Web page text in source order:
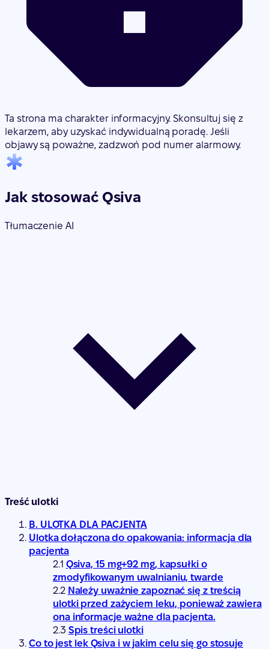
Ta strona ma charakter informacyjny. Skonsultuj się z
lekarzem, aby uzyskać indywidualną poradę. Jeśli
objawy są poważne, zadzwoń pod numer alarmowy.
Jak stosować Qsiva
Tłumaczenie AI
Treść ulotki
B. ULOTKA DLA PACJENTA
Ulotka dołączona do opakowania: informacja dla
pacjenta
Qsiva, 15 mg+92 mg, kapsułki o
zmodyfikowanym uwalnianiu, twarde
Należy uważnie zapoznać się z treścią
ulotki przed zażyciem leku, ponieważ zawiera
ona informacje ważne dla pacjenta.
Spis treści ulotki
Co to jest lek Qsiva i w jakim celu się go stosuje